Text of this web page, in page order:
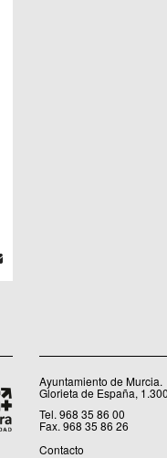
Ayuntamiento de Murcia.
Glorieta de España,
Tel. 968 35 86 00
Fax. 968 35 86 26
Contacto